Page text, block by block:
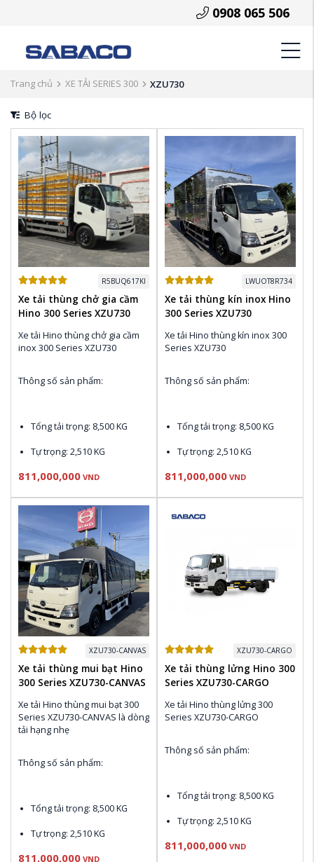
0908 065 506
Trang chủ XE TẢI SERIES 300 XZU730
Bộ lọc
R5BUQ617KI
Xe tải thùng chở gia cầm
Hino 300 Series XZU730
Xe tải Hino thùng chở gia cầm
inox 300 Series XZU730
Thông số sản phẩm:
Tổng tải trọng: 8,500 KG
Tự trọng: 2,510 KG
Thùng nhiên liệu:
Điều hòa Denso, CD & AM /
FM Radio
811,000,000 VND
LWUOT8R734
Xe tải thùng kín inox Hino
300 Series XZU730
Xe tải Hino thùng kín inox 300
Series XZU730
Thông số sản phẩm:
Tổng tải trọng: 8,500 KG
Tự trọng: 2,510 KG
Động cơ N04C-UV Euro 4:
Thùng nhiên liệu: 100L
FM Radio
811,000,000 VND
XZU730-CANVAS
Xe tải thùng mui bạt Hino
300 Series XZU730-CANVAS
Xe tải Hino thùng mui bạt 300
Series XZU730-CANVAS là dòng
tải hạng nhẹ
Thông số sản phẩm:
Tổng tải trọng: 8,500 KG
Tự trọng: 2,510 KG
Động cơ N04C-UV Euro 4:
811,000,000 VND
XZU730-CARGO
Xe tải thùng lửng Hino 300
Series XZU730-CARGO
Xe tải Hino thùng lửng 300
Series XZU730-CARGO
Thông số sản phẩm:
Tổng tải trọng: 8,500 KG
Tự trọng: 2,510 KG
Động cơ N04C-UV Euro 4:
811,000,000 VND